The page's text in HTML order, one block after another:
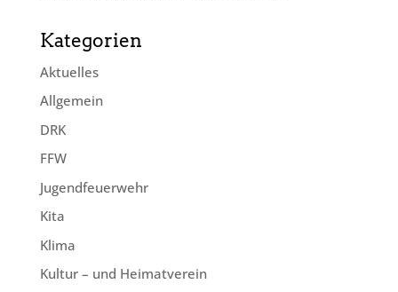
Kategorien
Aktuelles
Allgemein
DRK
FFW
Jugendfeuerwehr
Kita
Klima
Kultur – und Heimatverein